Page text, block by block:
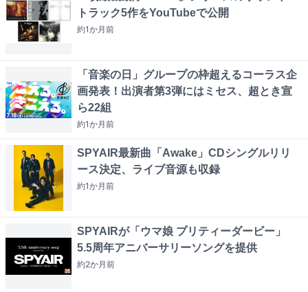
トラック5作をYouTubeで公開
約1か月前
「音楽の日」グループの枠超えるコーラス企
画発表！出演者第3弾にはミセス、超とき宣
ら22組
約1か月前
SPYAIR最新曲「Awake」CDシングルリリ
ース決定、ライブ音源も収録
約1か月前
SPYAIRが「ウマ娘 プリティーダービー」
5.5周年アニバーサリーソングを提供
約2か月前